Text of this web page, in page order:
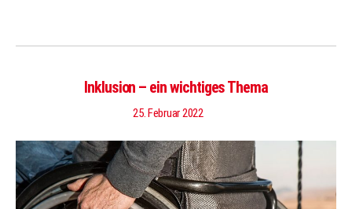
Inklusion – ein wichtiges Thema
25. Februar 2022